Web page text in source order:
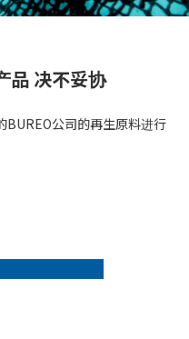
品 决不妥协
BUREO公司的再生原料进行